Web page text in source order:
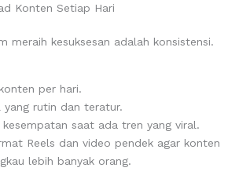
Konten Setiap Hari
meraih kesuksesan adalah konsistensi.
per hari.
yang rutin dan teratur.
kesempatan saat ada tren yang viral.
Reels dan video pendek agar konten
lebih banyak orang.